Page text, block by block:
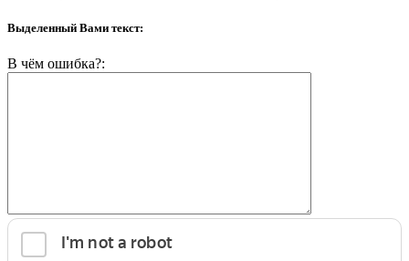
Выделенный Вами текст:
В чём ошибка?: